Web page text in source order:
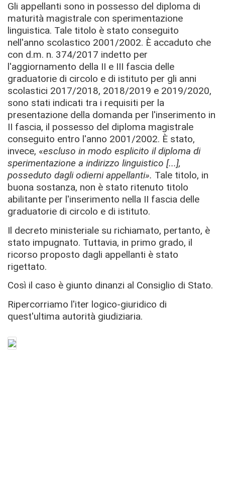
Gli appellanti sono in possesso del diploma di
maturità magistrale con sperimentazione
linguistica. Tale titolo è stato conseguito
nell'anno scolastico 2001/2002. È accaduto che
con d.m. n. 374/2017 indetto per
l'aggiornamento della II e III fascia delle
graduatorie di circolo e di istituto per gli anni
scolastici 2017/2018, 2018/2019 e 2019/2020,
sono stati indicati tra i requisiti per la
presentazione della domanda per l'inserimento in
II fascia, il possesso del diploma magistrale
conseguito entro l'anno 2001/2002. È stato,
invece, «escluso in modo esplicito il diploma di
sperimentazione a indirizzo linguistico [...],
posseduto dagli odierni appellanti». Tale titolo, in
buona sostanza, non è stato ritenuto titolo
abilitante per l'inserimento nella II fascia delle
graduatorie di circolo e di istituto.
Il decreto ministeriale su richiamato, pertanto, è
stato impugnato. Tuttavia, in primo grado, il
ricorso proposto dagli appellanti è stato
rigettato.
Così il caso è giunto dinanzi al Consiglio di Stato.
Ripercorriamo l'iter logico-giuridico di
quest'ultima autorità giudiziaria.